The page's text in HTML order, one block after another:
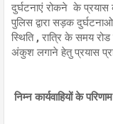
दुर्घटनाएं रोकने के
पुलिस द्वारा सड़क
स्थिति , रात्रि के समय
अंकुश लगाने हेतु प्रयास
निम्न कार्यवाहियों के